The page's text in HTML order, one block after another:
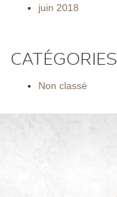
juin 2018
CATÉGORIES
Non classé